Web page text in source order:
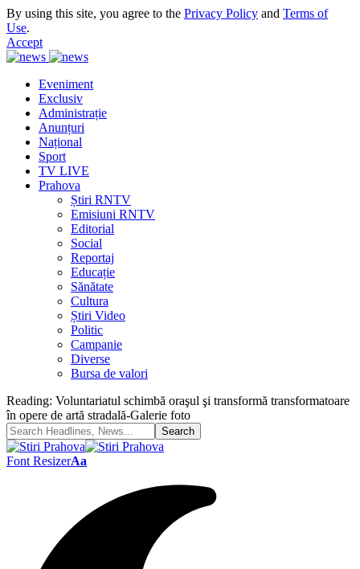
By using this site, you agree to the Privacy Policy and Terms of
Use.
Accept
Eveniment
Exclusiv
Administrație
Anunțuri
Național
Sport
TV LIVE
Prahova
Știri RNTV
Emisiuni RNTV
Editorial
Social
Reportaj
Educație
Sănătate
Cultura
Știri Video
Politic
Campanie
Diverse
Bursa de valori
Reading: Voluntariatul schimbă oraşul şi transformă transformatoare
în opere de artă stradală-Galerie foto
Font ResizerAa